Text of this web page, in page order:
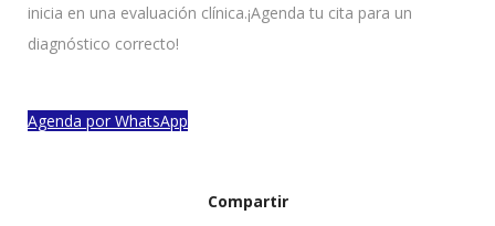
inicia en una evaluación clínica.¡Agenda tu cita para un
diagnóstico correcto!
Agenda por WhatsApp
Compartir